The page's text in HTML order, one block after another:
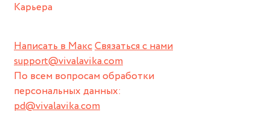
Написать в МаксСвязаться с нами
support@vivalavika.com
По всем вопросам обработки
персональных данных:
pd@vivalavika.com
Карьера